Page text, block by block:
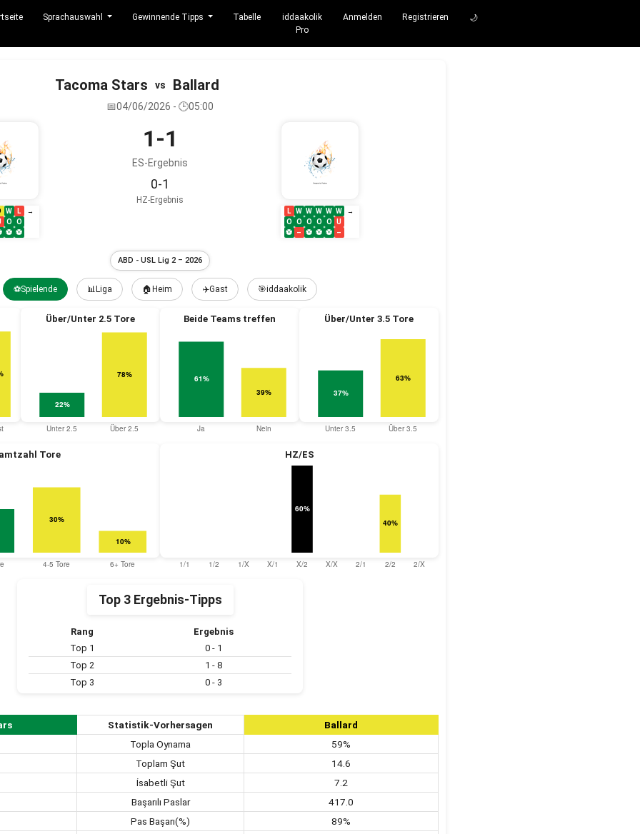
Sprachauswahl Gewinnende Tipps Tabelle
iddaakolik
Pro
Anmelden Registrieren 🌙
Tacoma Stars vs Ballard
📅04/06/2026 - 🕒05:00
W
O
⚽
L
O
⚽
→
1-1
ES-Ergebnis
0-1
HZ-Ergebnis
L
O
⚽
W
O
–
W
O
⚽
W
O
⚽
W
O
⚽
W
U
–
→
ABD - USL Lig 2 – 2026
⚽Spielende 📊Liga 🏠Heim ✈️Gast 🎯iddaakolik
Über/Unter 2.5 Tore Beide Teams treffen Über/Unter 3.5 Tore
Tore HZ/ES
Top 3 Ergebnis-Tipps
Rang
Ergebnis
Top 1
0 - 1
Top 2
1 - 8
Top 3
0 - 3
Statistik-Vorhersagen
Ballard
Topla Oynama
59%
Toplam Şut
14.6
İsabetli Şut
7.2
Başarılı Paslar
417.0
Pas Başarı(%)
89%